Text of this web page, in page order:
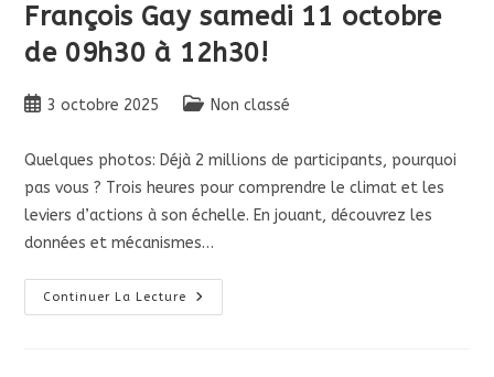
François Gay samedi 11 octobre
de 09h30 à 12h30!
Publication
3 octobre 2025
PostNon classé
Quelques photos: Déjà 2 millions de participants, pourquoi
pas vous ? Trois heures pour comprendre le climat et les
leviers d’actions à son échelle. En jouant, découvrez les
données et mécanismes…
Continuer La Lecture
La
Fresque